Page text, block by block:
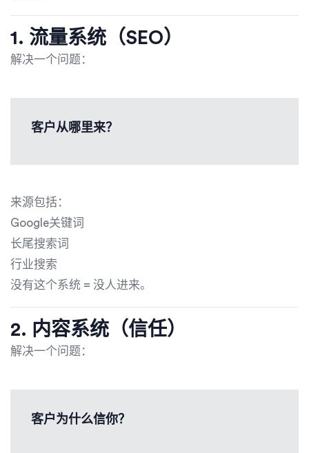
1. 流量系统（SEO）
解决一个问题：
客户从哪里来？
来源包括：
Google关键词
长尾搜索词
行业搜索
没有这个系统 = 没人进来。
2. 内容系统（信任）
解决一个问题：
客户为什么信你？